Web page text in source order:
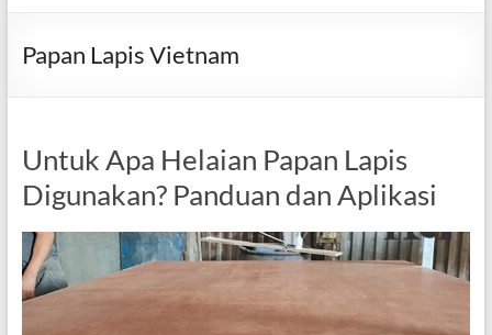
Papan Lapis Vietnam
Untuk Apa Helaian Papan Lapis
Digunakan? Panduan dan Aplikasi